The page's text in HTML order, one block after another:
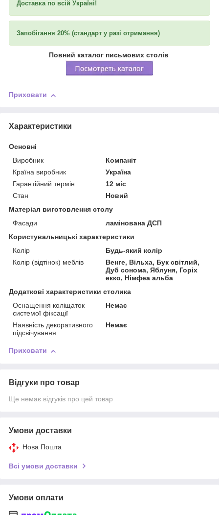
Доставка по всій Україні!
Запобігання 20% (стандарт у разі отримання)
Повний каталог письмових столів
Приховати
Характеристики
Основні
Виробник
Компаніт
Країна виробник
Україна
Гарантійний термін
12 міс
Стан
Новий
Матеріал виготовлення столу
Фасади
ламінована ДСП
Користувальницькі характеристики
Колір
Будь-який колір
Колір (відтінок) меблів
Венге, Вільха, Бук світлий,
Дуб сонома, Яблуня, Горіх
екко, Німфеа альба
Додаткові характеристики столика
Оснащення коліщаток
системої фіксації
Немає
Наявність декоративного
підсвічування
Немає
Приховати
Відгуки про товар
Ще немає відгуків про цей товар
Умови доставки
Нова Пошта
Всі умови доставки
Умови оплати